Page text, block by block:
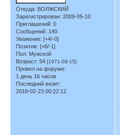
Откуда: ВОЛЖСКИЙ
Зарегистрирован: 2009-05-10
Приглашений: 0
Сообщений: 140
Уважение: [+4/-0]
Позитив: [+8/-1]
Пол: Мужской
Возраст: 54 [1971-09-15]
Провел на форуме:
1 день 16 часов
Последний визит:
2018-02-23 00:22:12